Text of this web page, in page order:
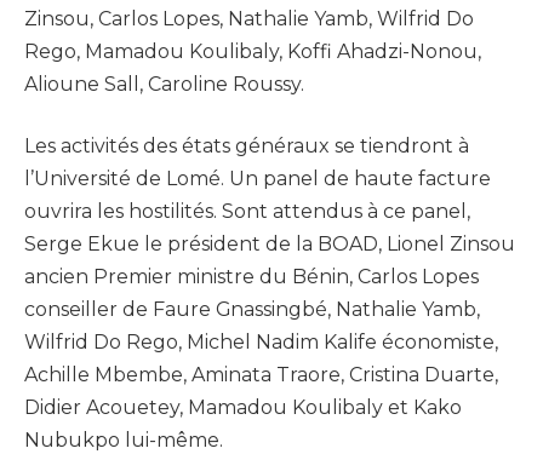
Zinsou, Carlos Lopes, Nathalie Yamb, Wilfrid Do
Rego, Mamadou Koulibaly, Koffi Ahadzi-Nonou,
Alioune Sall, Caroline Roussy.
Les activités des états généraux se tiendront à
l’Université de Lomé. Un panel de haute facture
ouvrira les hostilités. Sont attendus à ce panel,
Serge Ekue le président de la BOAD, Lionel Zinsou
ancien Premier ministre du Bénin, Carlos Lopes
conseiller de Faure Gnassingbé, Nathalie Yamb,
Wilfrid Do Rego, Michel Nadim Kalife économiste,
Achille Mbembe, Aminata Traore, Cristina Duarte,
Didier Acouetey, Mamadou Koulibaly et Kako
Nubukpo lui-même.